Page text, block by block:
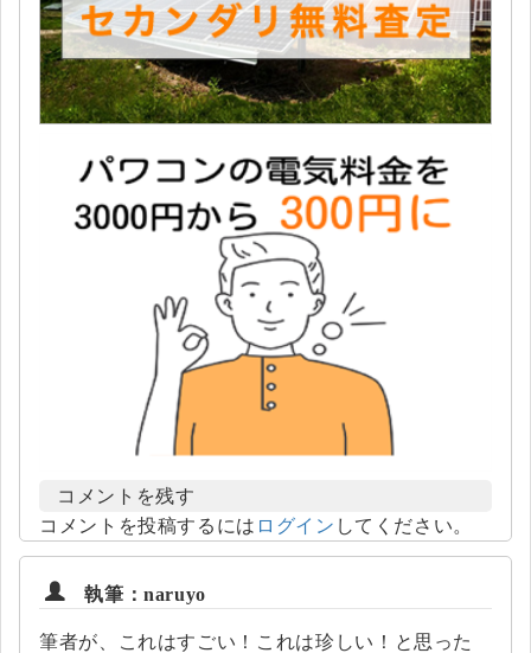
コメントを残す
コメントを投稿するには ログイン してください。
執筆：naruyo
筆者が、これはすごい！これは珍しい！と思った